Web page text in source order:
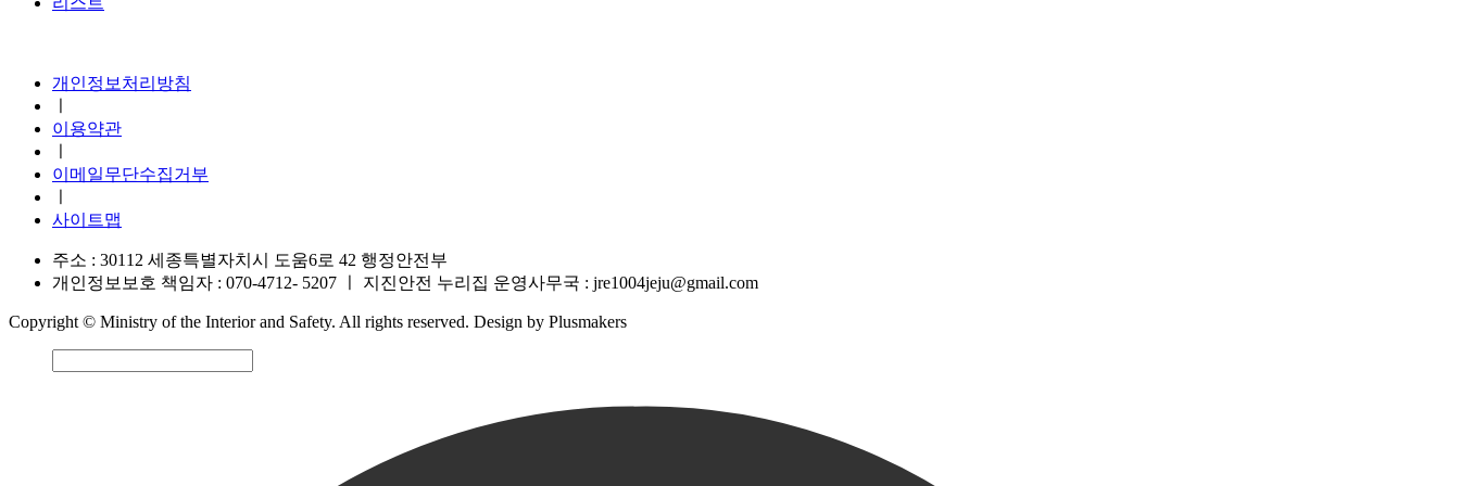
개인정보처리방침
이용약관
이메일무단수집거부
사이트맵
주소 : 30112 세종특별자치시 도움6로 42 행정안전부
개인정보보호 책임자 : 070-4712- 5207
지진안전 누리집 운영사무국 : jre1004jeju@gmail.com
Copyright © Ministry of the Interior and Safety. All rights reserved. Design by Plusmakers